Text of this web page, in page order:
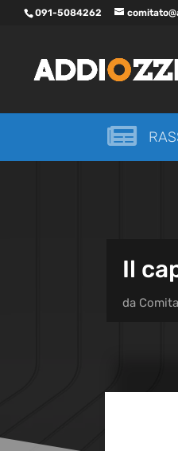
091-5084262

Il
da